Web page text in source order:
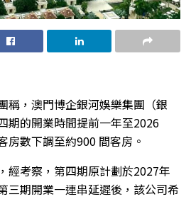
稱，澳門博企銀河娛樂集團（銀
期的開業時間提前一年至2026
房數下調至約900 間客房。
經考察，第四期原計劃於2027年
三期開業一連串延遲後，該公司希